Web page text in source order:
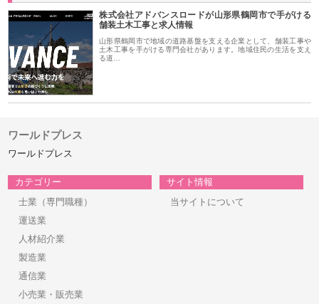
株式会社アドバンスロードが山形県鶴岡市で手がける
舗装土木工事と求人情報
山形県鶴岡市で地域の道路基盤を支える企業として、舗装工事や
土木工事を手がける専門会社があります。地域住民の生活を支え
る道…
ワールドプレス
ワールドプレス
カテゴリー
士業（専門職種）
運送業
人材紹介業
製造業
通信業
小売業・販売業
サイト情報
当サイトについて